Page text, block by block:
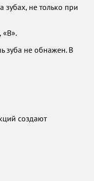
зубах, не только при
«В».
зуба не обнажен. В
создают